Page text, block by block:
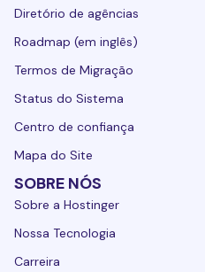
Diretório de agências
Roadmap (em inglês)
Termos de Migração
Status do Sistema
Centro de confiança
Mapa do Site
SOBRE NÓS
Sobre a Hostinger
Nossa Tecnologia
Carreira